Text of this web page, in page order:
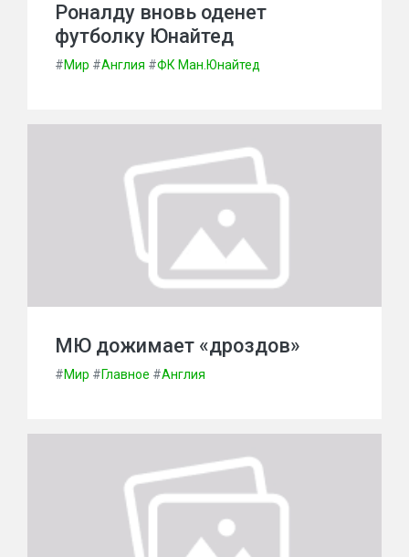
Роналду вновь оденет
футболку Юнайтед
#Мир #Англия #ФК Ман.Юнайтед
МЮ дожимает «дроздов»
#Мир #Главное #Англия